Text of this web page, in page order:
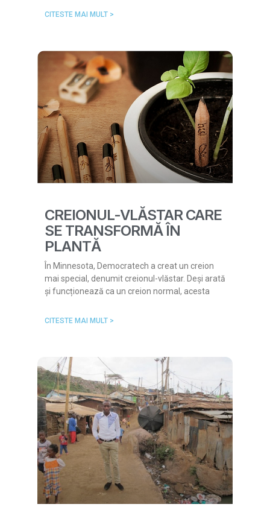
CITESTE MAI MULT >
CREIONUL-VLĂSTAR CARE
SE TRANSFORMĂ ÎN
PLANTĂ
În Minnesota, Democratech a creat un creion
mai special, denumit creionul-vlăstar. Deși arată
și funcționează ca un creion normal, acesta
CITESTE MAI MULT >